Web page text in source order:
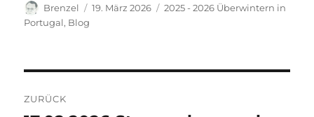
Autor
Brenzel
Veröffentlicht
19. März 2026 Kategorien
2025 - 2026 Überwintern in
Portugal, Blog
ZURÜCK